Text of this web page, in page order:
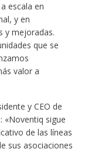
escala en
y en
y mejoradas.
que se
valor a
y CEO de
«Noventiq sigue
de las líneas
sus asociaciones